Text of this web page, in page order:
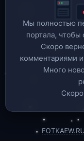
Мы полностью
портала,
Скоро
комментариями
Много
FOTKAEW.RU